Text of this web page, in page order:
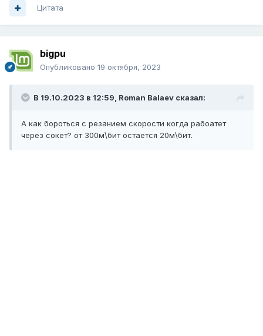
Цитата
bigpu
Опубликовано 19 октября, 2023
В 19.10.2023 в 12:59, Roman Balaev сказал:
А как бороться с резанием скорости когда рабоатет
через сокет? от 300м\бит остается 20м\бит.